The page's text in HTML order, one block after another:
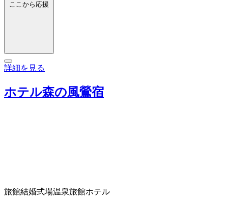
ここから応援
詳細を見る
ホテル森の風鶯宿
旅館結婚式場温泉旅館ホテル